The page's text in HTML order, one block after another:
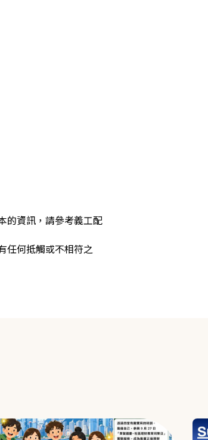
的資訊，請參考義工配
任何抵觸或不相符之